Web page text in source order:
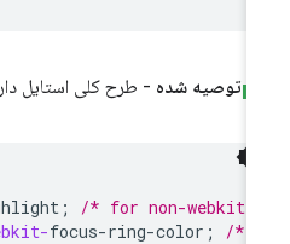
توصیه شده- طرح کلی استایل دار
Highlight; /* for non-webkit
-webkit-focus-ring-color;